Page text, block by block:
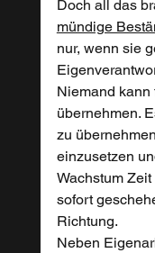
Doch all das
mündige
nur, wenn sie
Niemand kann
übernehmen.
zu
einzusetzen
Wachstum
sofort
Richtung.
Neben